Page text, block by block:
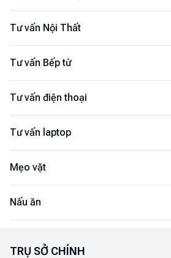
Tư vấn Nội Thất
Tư vấn Bếp từ
Tư vấn điện thoại
Tư vấn laptop
Mẹo vặt
Nấu ăn
TRỤ SỞ CHÍNH